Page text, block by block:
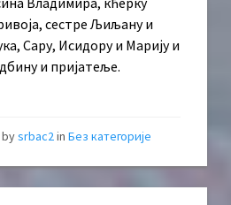
сестре Љиљану и
Сару, Исидору и Марију и
и пријатеље.
bysrbac2in Без категорије